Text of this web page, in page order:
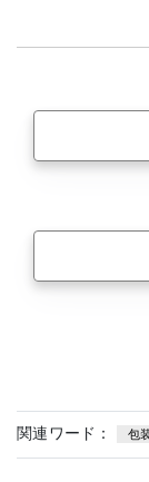
関連ワード： 包